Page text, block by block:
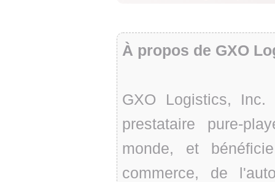
À propos de GXO
GXO Logistics,
prestataire pure-
monde, et
commerce, de